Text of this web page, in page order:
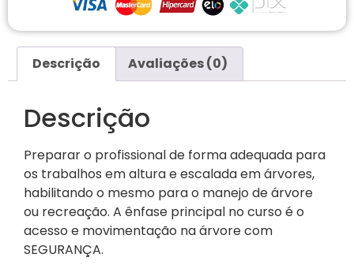
Descrição Avaliações (0)
Descrição
Preparar o profissional de forma adequada para
os trabalhos em altura e escalada em árvores,
habilitando o mesmo para o manejo de árvore
ou recreação. A ênfase principal no curso é o
acesso e movimentação na árvore com
SEGURANÇA.